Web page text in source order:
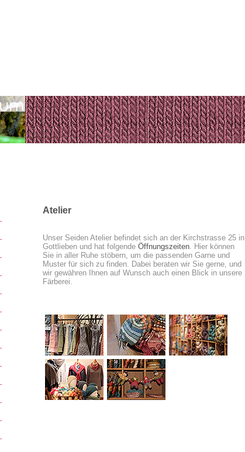
Atelier
Unser Seiden Atelier befindet sich an der Kirchstrasse 25 in
Gottlieben und hat folgende Öffnungszeiten. Hier können
Sie in aller Ruhe stöbern, um die passenden Garne und
Muster für sich zu finden. Dabei beraten wir Sie gerne, und
wir gewähren Ihnen auf Wunsch auch einen Blick in unsere
Färberei.